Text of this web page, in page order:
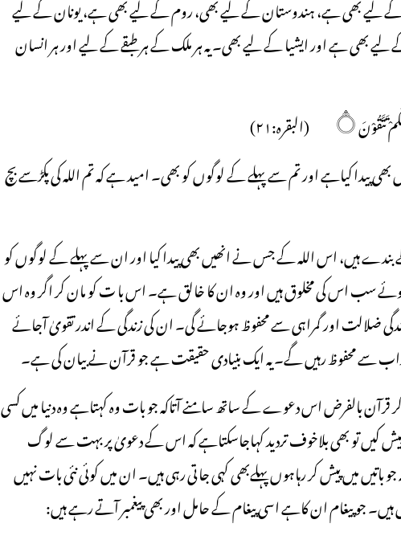
بھی ہے، ہندوستان کے لیے بھی، روم کے لیے بھی ہے، یونان کے لیے
بھی ہے اور ایشیا کے لیے بھی۔ یہ ہر ملک کے ہر طبقے کے لیے اور ہر انسان
کیاہے اور تم سے پہلے کے لوگوں کو بھی۔ امید ہے کہ تم اللہ کی پکڑسے بچ
ہیں، اس اللہ کے جس نے انھیں بھی پیدا کیا اور ان سے پہلے کے لوگوں کو
سب اس کی مخلوق ہیں اور وہ ان کا خالق ہے۔ اس با ت کو مان کر اگر وہ اس
ضلالت اور گمراہی سے محفوظ ہوجائے گی۔ ان کی زندگی کے اندر تقویٰ آجائے
سے محفوظ رہیں گے۔ یہ ایک بنیادی حقیقت ہے جو قرآن نے بیان کی ہے۔
بالفرض اس دعوے کے ساتھ سامنے آتاکہ جو بات وہ کہتاہے وہ دنیا میں کسی
کیں تو بھی بلاخوف تردید کہاجاسکتاہے کہ اس کے دعویٰ پر بہت سے لوگ
میں پیش کر رہاہوں پہلےبھی کہی جاتی رہی ہیں۔ ان میں کوئی نئی بات نہیں
جو پیغام ان کاہے اسی پیغام کے حامل اور بھی پیغمبر آتے رہے ہیں: